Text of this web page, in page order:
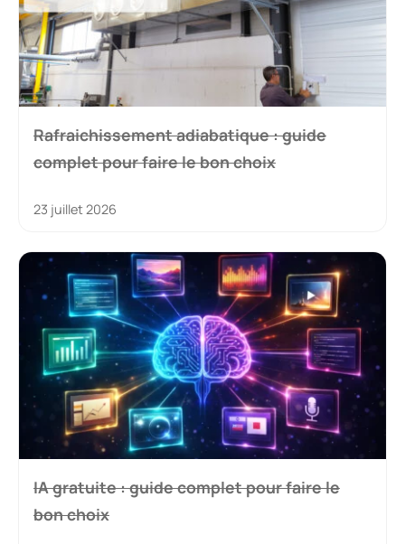
Rafraichissement adiabatique : guide
complet pour faire le bon choix
23 juillet 2026
IA gratuite : guide complet pour faire le
bon choix